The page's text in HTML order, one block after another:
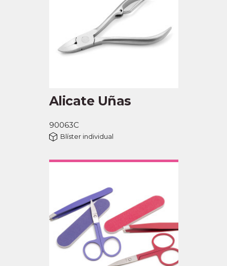
Alicate Uñas
90063C
Blíster individual